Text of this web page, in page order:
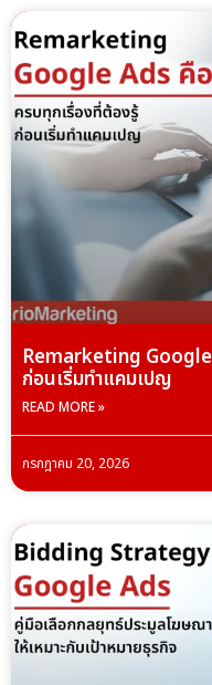
Remarketing Google
ก่อนเริ่มทำแคมเปญ
READ MORE »
กรกฎาคม 20, 2026